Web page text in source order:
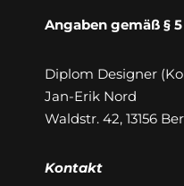
Angaben gemäß § 5
Diplom Designer
Jan-Erik Nord
Waldstr. 42, 13156
Kontakt